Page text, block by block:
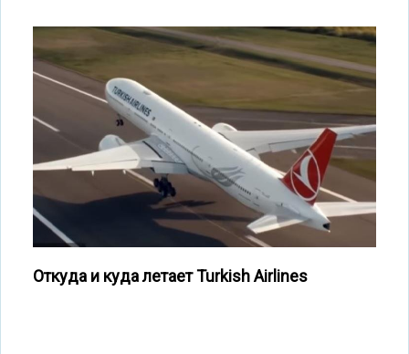
Откуда и куда летает Turkish Airlines